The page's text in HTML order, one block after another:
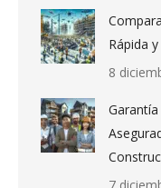
Rápida
8